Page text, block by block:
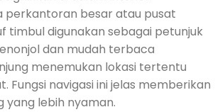
perkantoran besar atau pusat
timbul digunakan sebagai petunjuk
dan mudah terbaca
menemukan lokasi tertentu
Fungsi navigasi ini jelas memberikan
yang lebih nyaman.